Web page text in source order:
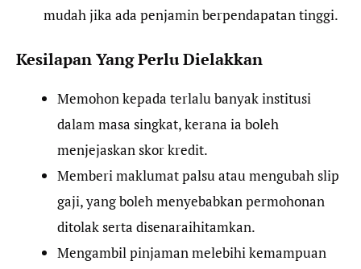
mudah jika ada penjamin berpendapatan tinggi.
Kesilapan Yang Perlu Dielakkan
Memohon kepada terlalu banyak institusi
dalam masa singkat, kerana ia boleh
menjejaskan skor kredit.
Memberi maklumat palsu atau mengubah slip
gaji, yang boleh menyebabkan permohonan
ditolak serta disenaraihitamkan.
Mengambil pinjaman melebihi kemampuan